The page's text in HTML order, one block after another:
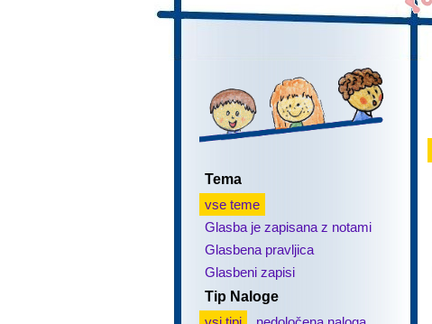
Tema
vse teme
Glasba je zapisana z notami
Glasbena pravljica
Glasbeni zapisi
Tip Naloge